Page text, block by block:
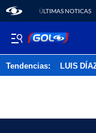
ÚLTIMAS NOTICAS
Tendencias: LUIS